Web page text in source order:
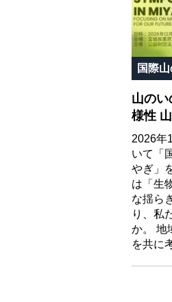
国際
山の
様性
2026年
いて「
やぎ」
は「生
な揺ら
り、私
か。 地
を共に